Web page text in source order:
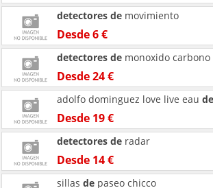
Desde 6 €
detectores de movimiento
Desde 24 €
detectores de monoxido carbono
Desde 19 €
adolfo dominguez love live eau de
Desde 14 €
detectores de radar
sillas de paseo chicco